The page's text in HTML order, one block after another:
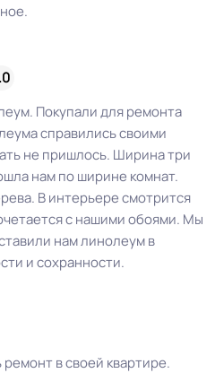
Покупали для ремонта
справились своими
не пришлось. Ширина три
нам по ширине комнат.
В интерьере смотрится
с нашими обоями. Мы
нам линолеум в
и сохранности.
в своей квартире.